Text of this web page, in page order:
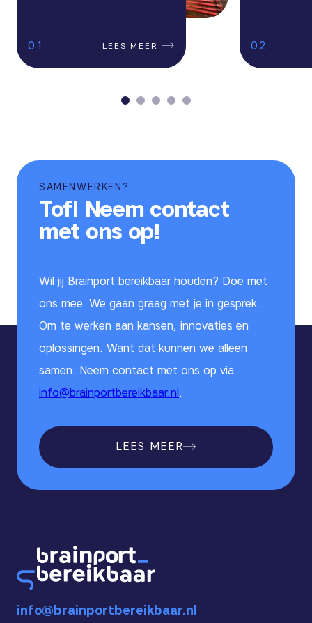
1 LEES MEER 2
SAMENWERKEN?
Tof! Neem contact
met ons op!
Wil jij Brainport bereikbaar houden? Doe met
ons mee. We gaan graag met je in gesprek.
Om te werken aan kansen, innovaties en
oplossingen. Want dat kunnen we alleen
samen. Neem contact met ons op via
info@brainportbereikbaar.nl.
LEES MEER
info@brainportbereikbaar.nl